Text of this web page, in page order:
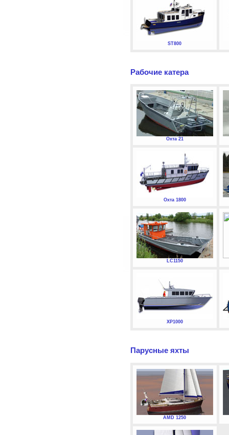
ST800
Рабочие катера
Охта 21
Охта 1800
LC1150
XP1000
Парусные яхты
AMD 1250